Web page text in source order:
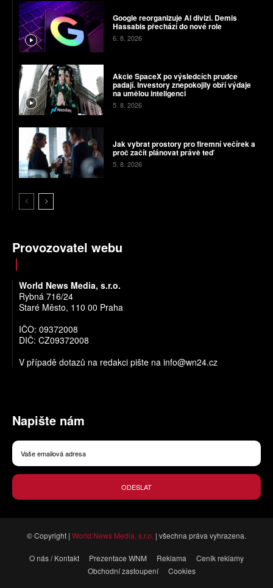
Google reorganizuje AI divizi. Demis
Hassabis přechází do nové role
6. 8. 2026
Akcie SpaceX po výsledcích prudce
padají. Investory znepokojily obří výdaje
na umělou inteligenci
5. 8. 2026
Jak vybrat prostory pro firemní večírek a
proč začít plánovat právě teď
5. 8. 2026
Provozovatel webu
World News Media, s.r.o.
Rybná 716/24
Staré Město, 110 00 Praha
IČO: 09372008
DIČ: CZ09372008
V případě dotazů na redakci pište na info@wn24.cz
Napište nám
ODESLAT
© Copyright | World News Media, s.r.o. | všechna práva vyhrazena.
O nás / Kontakt Prezentace WNM Reklama
Ceník reklamy
Obchodní zastoupení
Cookies